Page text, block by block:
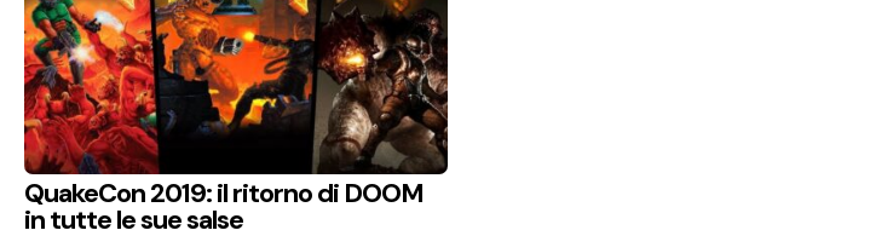
QuakeCon 2019: il ritorno di DOOM
in tutte le sue salse